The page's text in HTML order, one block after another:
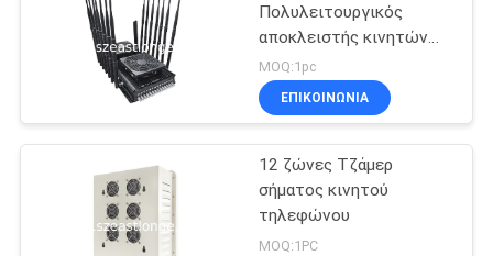
Πολυλειτουργικός
αποκλειστής κινητών
τηλεφώνων GPS VHF
UHF παρεμβολή 5-80m
MOQ:1pc
ΕΠΙΚΟΙΝΩΝΊΑ
12 ζώνες Τζάμερ
σήματος κινητού
τηλεφώνου
MOQ:1PC